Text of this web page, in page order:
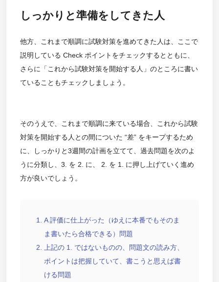
しっかりと準備をしてきた人
他方、これまで順調に試験対策を進めてきた人は、ここで
説明している Check ポイントをチェックするとともに、
さらに「これから試験対策を開始する人」のところに書い
ていることもチェックしましょう。
そのうえで、これまで順調に来ている場合、これから試験
対策を開始する人との間についた “差” をキープするため
に、しっかりと3週間の計画を立てて、過去問題を次のよ
うに分類し、3. を 2. に、 2. を 1. に押し上げていく進め
方が良いでしょう。
A 評価に仕上がった（ゆえに本番でもそのま
ま書いたら合格できる）問題
上記の 1. ではないものの、問題文の読み方、
ポイントは把握していて、書こうと思えば書
ける問題